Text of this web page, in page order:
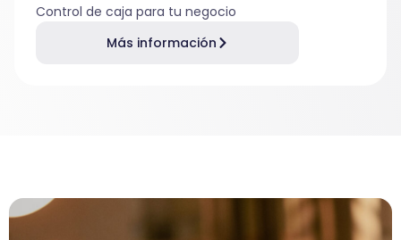
Control de caja para tu negocio
Más información